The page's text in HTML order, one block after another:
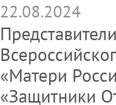
22.08.2024
«Матери
«Защитники